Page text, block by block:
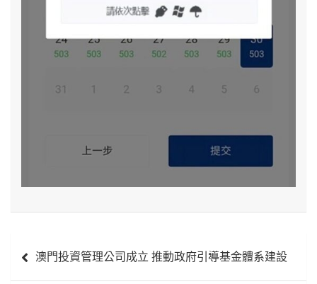
章
澳門投資管理公司成立 推動政府引導基金體系建設